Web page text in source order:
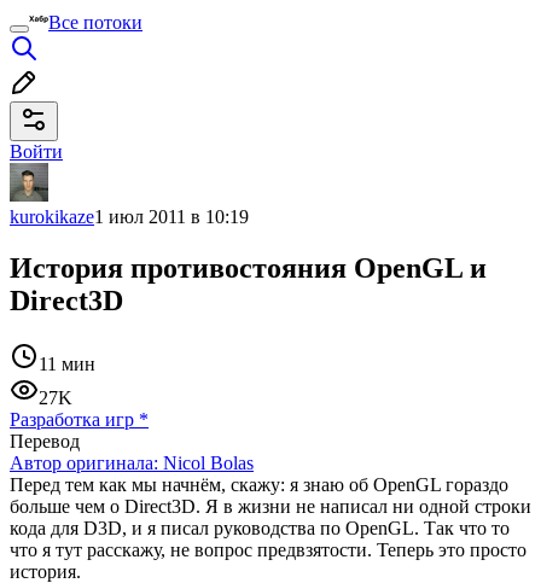
Все потоки
Войти
kurokikaze1 июл 2011 в 10:19
История противостояния OpenGL и
Direct3D
11 мин
27K
Разработка игр *
Перевод
Автор оригинала: Nicol Bolas
Перед тем как мы начнём, скажу: я знаю об OpenGL гораздо
больше чем о Direct3D. Я в жизни не написал ни одной строки
кода для D3D, и я писал руководства по OpenGL. Так что то
что я тут расскажу, не вопрос предвзятости. Теперь это просто
история.